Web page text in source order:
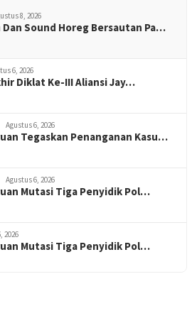
8, 2026
Dan Sound Horeg Bersautan Pa…
6, 2026
Diklat Ke-III Aliansi Jay…
Agustus 6, 2026
Tegaskan Penanganan Kasu…
Agustus 6, 2026
Mutasi Tiga Penyidik Pol…
2026
Mutasi Tiga Penyidik Pol…